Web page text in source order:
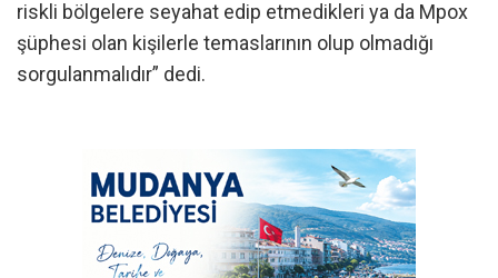
riskli bölgelere seyahat edip etmedikleri ya da Mpox
şüphesi olan kişilerle temaslarının olup olmadığı
sorgulanmalıdır” dedi.